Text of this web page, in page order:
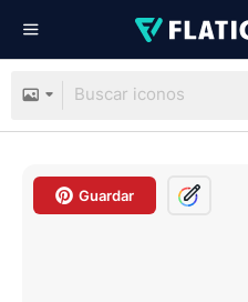
Guardar